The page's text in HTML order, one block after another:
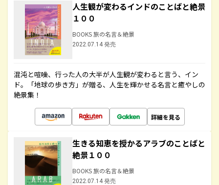
人生観が変わるインドのことばと絶景
１００
BOOKS 旅の名言＆絶景
2022.07.14 発売
混沌と喧噪、行った人の大半が人生観が変わると言う、イン
ド。「地球の歩き方」が贈る、人生を輝かせる名言と癒やしの
絶景集！
詳細を見る
生きる知恵を授かるアラブのことばと
絶景１００
BOOKS 旅の名言＆絶景
2022.07.14 発売